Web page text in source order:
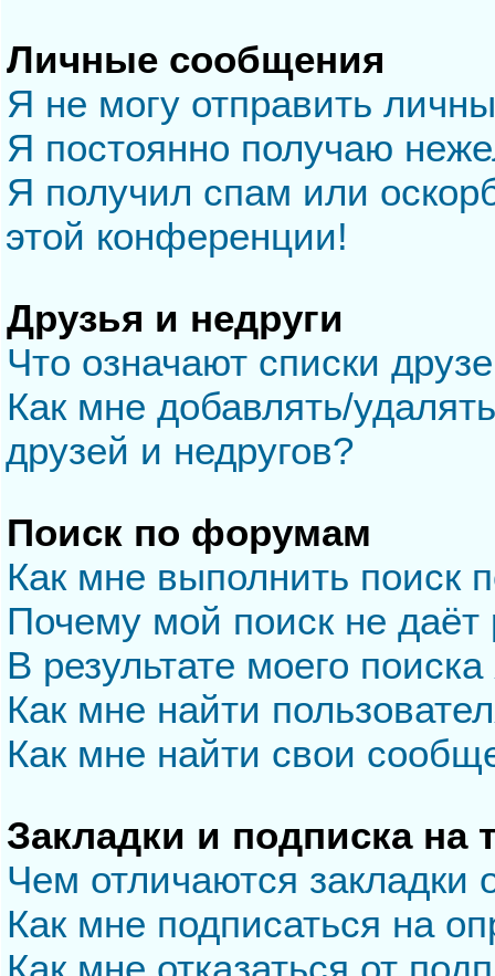
Личные сообщения
Я не могу отправить
Я постоянно получаю
Я получил спам или
этой конференции!
Друзья и недруги
Что означают списки
Как мне добавлять/
друзей и недругов?
Поиск по форумам
Как мне выполнить
Почему мой поиск не даёт
В результате моего
Как мне найти
Как мне найти свои
Закладки и подписка на
Чем отличаются закладки
Как мне подписаться на